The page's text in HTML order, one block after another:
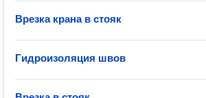
Врезка крана в стояк
Гидроизоляция швов